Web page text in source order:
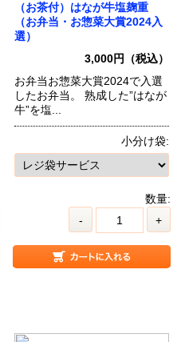
（お茶付）はなが牛塩麹重
（お弁当・お惣菜大賞2024入
選）
3,000円（税込）
お弁当お惣菜大賞2024で入選
したお弁当。 熟成した”はなが
牛”を塩...
小分け袋:
数量:
-
+